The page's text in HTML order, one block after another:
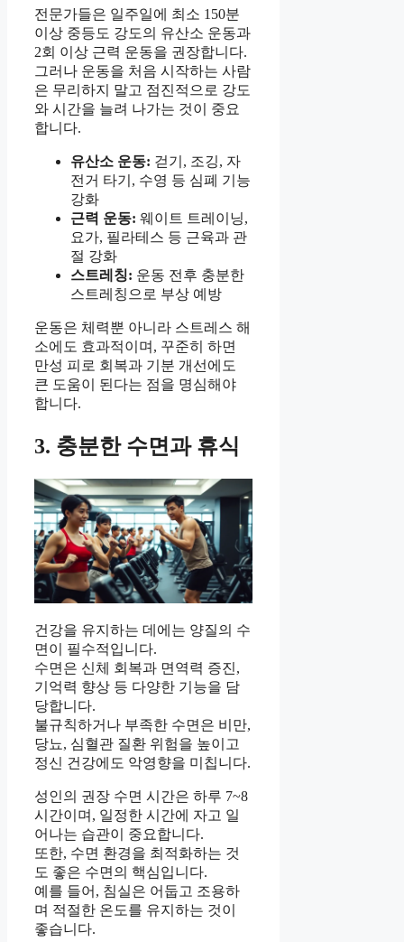
전문가들은 일주일에 최소 150분
이상 중등도 강도의 유산소 운동과
2회 이상 근력 운동을 권장합니다.
그러나 운동을 처음 시작하는 사람
은 무리하지 말고 점진적으로 강도
와 시간을 늘려 나가는 것이 중요
합니다.
유산소 운동: 걷기, 조깅, 자
전거 타기, 수영 등 심폐 기능
강화
근력 운동: 웨이트 트레이닝,
요가, 필라테스 등 근육과 관
절 강화
스트레칭: 운동 전후 충분한
스트레칭으로 부상 예방
운동은 체력뿐 아니라 스트레스 해
소에도 효과적이며, 꾸준히 하면
만성 피로 회복과 기분 개선에도
큰 도움이 된다는 점을 명심해야
합니다.
3. 충분한 수면과 휴식
건강을 유지하는 데에는 양질의 수
면이 필수적입니다.
수면은 신체 회복과 면역력 증진,
기억력 향상 등 다양한 기능을 담
당합니다.
불규칙하거나 부족한 수면은 비만,
당뇨, 심혈관 질환 위험을 높이고
정신 건강에도 악영향을 미칩니다.
성인의 권장 수면 시간은 하루 7~8
시간이며, 일정한 시간에 자고 일
어나는 습관이 중요합니다.
또한, 수면 환경을 최적화하는 것
도 좋은 수면의 핵심입니다.
예를 들어, 침실은 어둡고 조용하
며 적절한 온도를 유지하는 것이
좋습니다.